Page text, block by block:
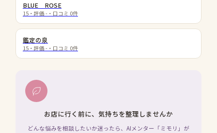
BLUE ROSE
15 ・評価 - ・口コミ 0件
鑑定の泉
15 ・評価 - ・口コミ 0件
お店に行く前に、気持ちを整理しませんか
どんな悩みを相談したいか迷ったら、AIメンター「ミモリ」が